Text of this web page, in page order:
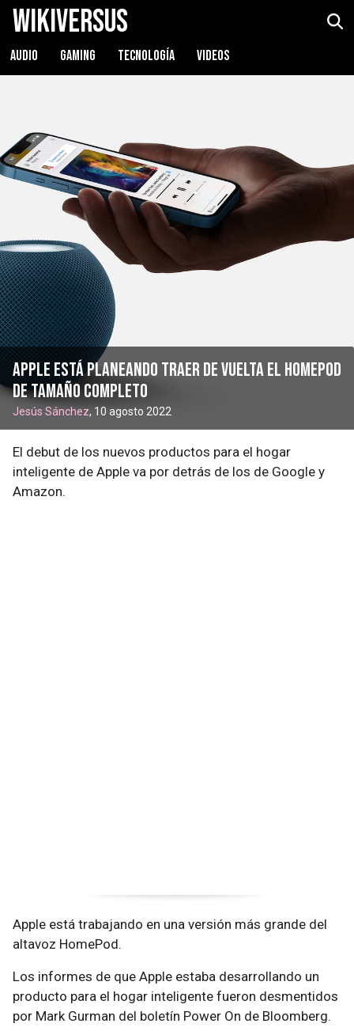
WikiVersus
AUDIO GAMING TECNOLOGÍA VIDEOS
Apple está planeando traer de vuelta el HomePod
de tamaño completo
Jesús Sánchez, 10 agosto 2022
El debut de los nuevos productos para el hogar
inteligente de Apple va por detrás de los de Google y
Amazon.
Apple está trabajando en una versión más grande del
altavoz HomePod.
Los informes de que Apple estaba desarrollando un
producto para el hogar inteligente fueron desmentidos
por Mark Gurman del boletín Power On de Bloomberg.